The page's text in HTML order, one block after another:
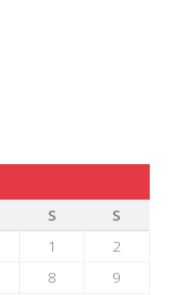
S
S
1
2
8
9